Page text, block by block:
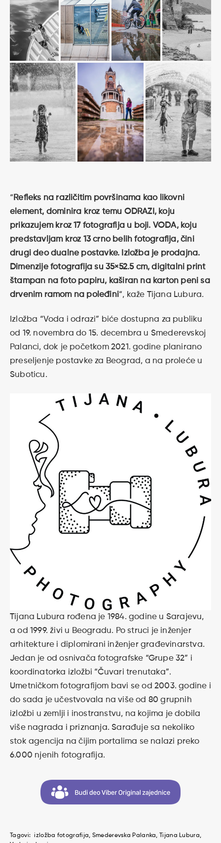
“ Refleks na različitim površinama kao likovni
element, dominira kroz temu ODRAZI, koju
prikazujem kroz 17 fotografija u boji. VODA, koju
predstavljam kroz 13 crno belih fotografija, čini
drugi deo dualne postavke. Izložba je prodajna.
Dimenzije fotografija su 35×52.5 cm, digitalni print
štampan na foto papiru, kaširan na karton peni sa
drvenim ramom na poleđini“, kaže Tijana Lubura.
Izložba “Voda i odrazi” biće dostupna za publiku
od 19. novembra do 15. decembra u Smederevskoj
Palanci, dok je početkom 2021. godine planirano
preseljenje postavke za Beograd, a na proleće u
Suboticu.
Tijana Lubura rođena je 1984. godine u Sarajevu,
a od 1999. živi u Beogradu. Po struci je inženjer
arhitekture i diplomirani inženjer građevinarstva.
Jedan je od osnivača fotografske “Grupe 32” i
koordinatorka izložbi “Čuvari trenutaka”.
Umetničkom fotografijom bavi se od 2003. godine i
do sada je učestvovala na više od 80 grupnih
izložbi u zemlji i inostranstvu, na kojima je dobila
više nagrada i priznanja. Sarađuje sa nekoliko
stok agencija na čijim portalima se nalazi preko
6.000 njenih fotografija.
Tagovi: izložba fotografija Smederevska Palanka
Tijana Lubura